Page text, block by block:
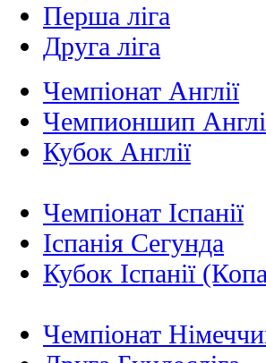
Перша ліга
Друга ліга
Чемпіонат Англії
Чемпионшип
Кубок Англії
Чемпіонат Іспанії
Іспанія Сегунда
Кубок Іспанії
Чемпіонат